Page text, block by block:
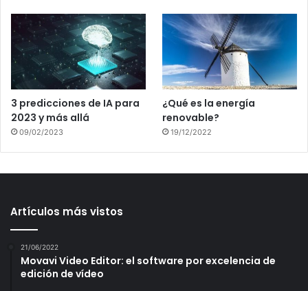
3 predicciones de IA para
2023 y más allá
09/02/2023
¿Qué es la energía
renovable?
19/12/2022
Artículos más vistos
21/06/2022
Movavi Video Editor: el software por excelencia de
edición de vídeo